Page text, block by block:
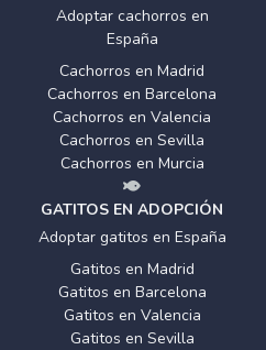
Adoptar cachorros en
España
Cachorros en Madrid
Cachorros en Barcelona
Cachorros en Valencia
Cachorros en Sevilla
Cachorros en Murcia
GATITOS EN ADOPCIÓN
Adoptar gatitos en España
Gatitos en Madrid
Gatitos en Barcelona
Gatitos en Valencia
Gatitos en Sevilla